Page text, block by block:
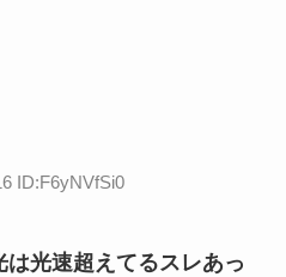
ID:F6yNVfSi0
光速超えてるスレあっ